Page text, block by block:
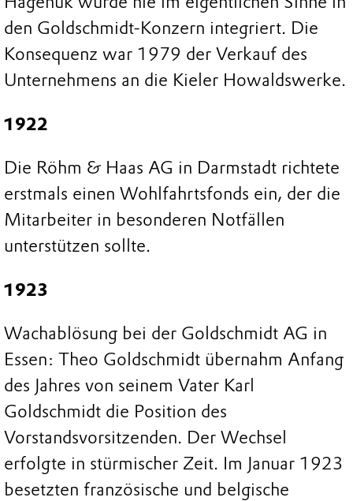
den Goldschmidt-Konzern integriert. Die
Konsequenz war 1979 der Verkauf des
Unternehmens an die Kieler Howaldswerke.
1922
Die Röhm & Haas AG in Darmstadt richtete
erstmals einen Wohlfahrtsfonds ein, der die
Mitarbeiter in besonderen Notfällen
unterstützen sollte.
1923
Wachablösung bei der Goldschmidt AG in
Essen: Theo Goldschmidt übernahm Anfang
des Jahres von seinem Vater Karl
Goldschmidt die Position des
Vorstandsvorsitzenden. Der Wechsel
erfolgte in stürmischer Zeit. Im Januar 1923
besetzten französische und belgische